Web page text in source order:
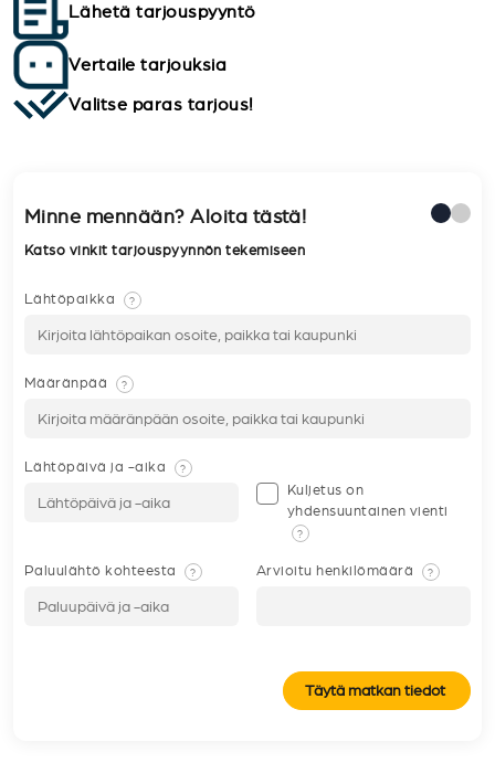
Lähetä tarjouspyyntö
Vertaile tarjouksia
Valitse paras tarjous!
Minne mennään? Aloita tästä!
Katso vinkit tarjouspyynnön tekemiseen
Lähtöpaikka ?
Määränpää ?
Lähtöpäivä ja -aika ?
Kuljetus on
yhdensuuntainen vienti
?
Paluulähtö kohteesta ? Arvioitu henkilömäärä ?
Täytä matkan tiedot